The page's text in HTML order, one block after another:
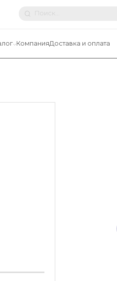
КомпанияДоставка и оплата